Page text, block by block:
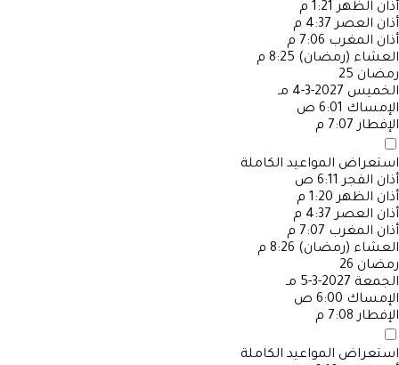
أذان الظهر 1:21 م
أذان العصر 4:37 م
أذان المغرب 7:06 م
العشاء (رمضان) 8:25 م
رمضان 25
الخميس 2027-3-4 مـ
الإمساك 6:01 ص
الإفطار 7:07 م
استعراض المواعيد الكاملة
أذان الفجر 6:11 ص
أذان الظهر 1:20 م
أذان العصر 4:37 م
أذان المغرب 7:07 م
العشاء (رمضان) 8:26 م
رمضان 26
الجمعة 2027-3-5 مـ
الإمساك 6:00 ص
الإفطار 7:08 م
استعراض المواعيد الكاملة